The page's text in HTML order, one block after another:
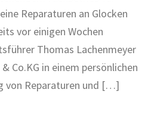
Reparaturen an Glocken
vor einigen Wochen
Thomas Lachenmeyer
Co.KG in einem persönlichen
von Reparaturen und […]